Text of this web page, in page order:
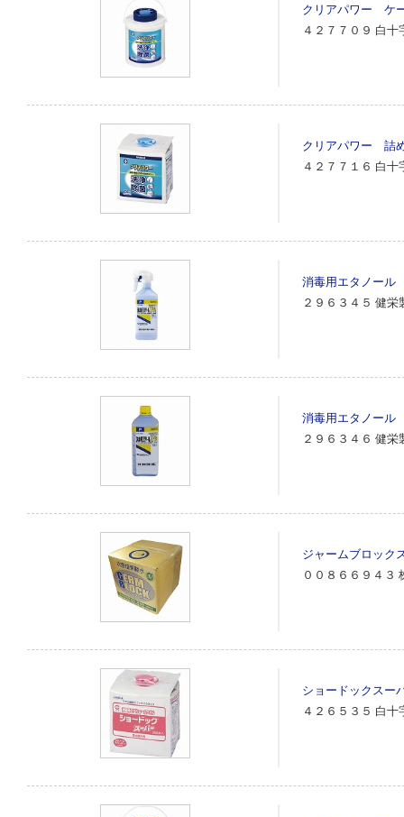
クリアパワー ケ
４２７７０９ 白十
クリアパワー 詰
４２７７１６ 白十
消毒用エタノー
２９６３４５ 健栄
消毒用エタノー
２９６３４６ 健栄
ジャームブロック
００８６６９４３
ショードックス
４２６５３５ 白十